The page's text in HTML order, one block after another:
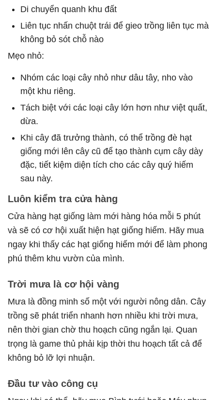
Di chuyển quanh khu đất
Liên tục nhấn chuột trái để gieo trồng liên tục mà
không bỏ sót chỗ nào
Mẹo nhỏ:
Nhóm các loại cây nhỏ như dâu tây, nho vào
một khu riêng.
Tách biệt với các loại cây lớn hơn như việt quất,
dừa.
Khi cây đã trưởng thành, có thể trồng đè hạt
giống mới lên cây cũ để tạo thành cụm cây dày
đặc, tiết kiệm diện tích cho các cây quý hiếm
sau này.
Luôn kiểm tra cửa hàng
Cửa hàng hạt giống làm mới hàng hóa mỗi 5 phút
và sẽ có cơ hội xuất hiện hạt giống hiếm. Hãy mua
ngay khi thấy các hạt giống hiếm mới để làm phong
phú thêm khu vườn của mình.
Trời mưa là cơ hội vàng
Mưa là đồng minh số một với người nông dân. Cây
trồng sẽ phát triển nhanh hơn nhiều khi trời mưa,
nên thời gian chờ thu hoạch cũng ngắn lại. Quan
trọng là game thủ phải kịp thời thu hoạch tất cả để
không bỏ lỡ lợi nhuận.
Đầu tư vào công cụ